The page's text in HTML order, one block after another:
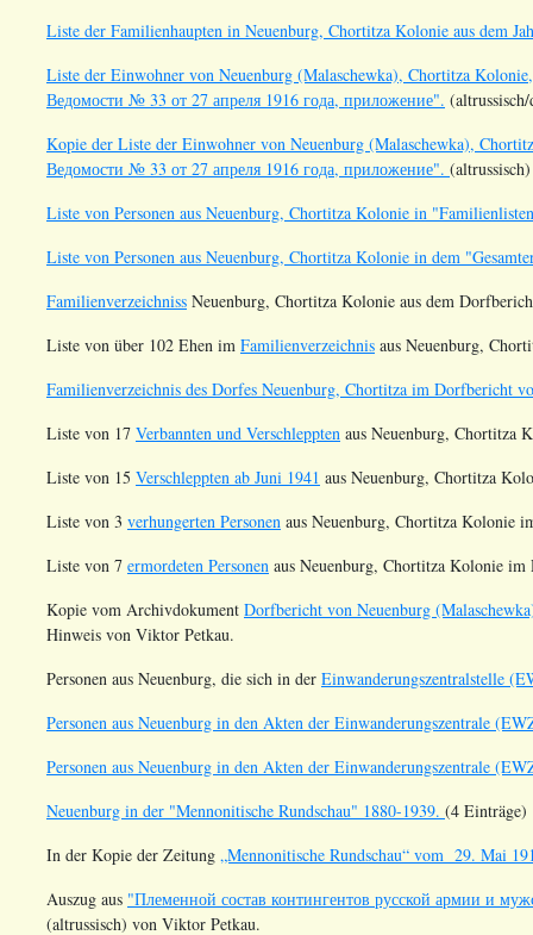
Liste der Familienhaupten in Neuenburg, Chortitza Kolonie aus dem
Liste der Einwohner von Neuenburg (Malaschewka), Chortitza
Ведомости № 33 от 27 апреля 1916 года, приложение".
Kopie der Liste der Einwohner von Neuenburg (Malaschewka),
Ведомости № 33 от 27 апреля 1916 года, приложение".
Liste von Personen aus Neuenburg, Chortitza Kolonie in
Liste von Personen aus Neuenburg, Chortitza Kolonie in dem
Familienverzeichniss Neuenburg, Chortitza Kolonie aus dem
Liste von über 102 Ehen im Familienverzeichnis aus Neuenburg,
Familienverzeichnis des Dorfes Neuenburg, Chortitza im Dorfbericht
Liste von 17 Verbannten und Verschleppten aus Neuenburg, Chortitza
Liste von 15 Verschleppten ab Juni 1941 aus Neuenburg, Chortitza
Liste von 3 verhungerten Personen aus Neuenburg, Chortitza Kolonie
Liste von 7 ermordeten Personen aus Neuenburg, Chortitza Kolonie
Kopie vom Archivdokument Dorfbericht von Neuenburg
Hinweis von Viktor Petkau.
Personen aus Neuenburg, die sich in der Einwanderungszentralstelle
Personen aus Neuenburg in den Akten der Einwanderungszentrale
Personen aus Neuenburg in den Akten der Einwanderungszentrale
Neuenburg in der "Mennonitische Rundschau" 1880-1939. (4 Einträge)
In der Kopie der Zeitung „Mennonitische Rundschau“ vom 29. Mai
Auszug aus "Племенной состав контингентов русской армии и
(altrussisch) von Viktor Petkau.